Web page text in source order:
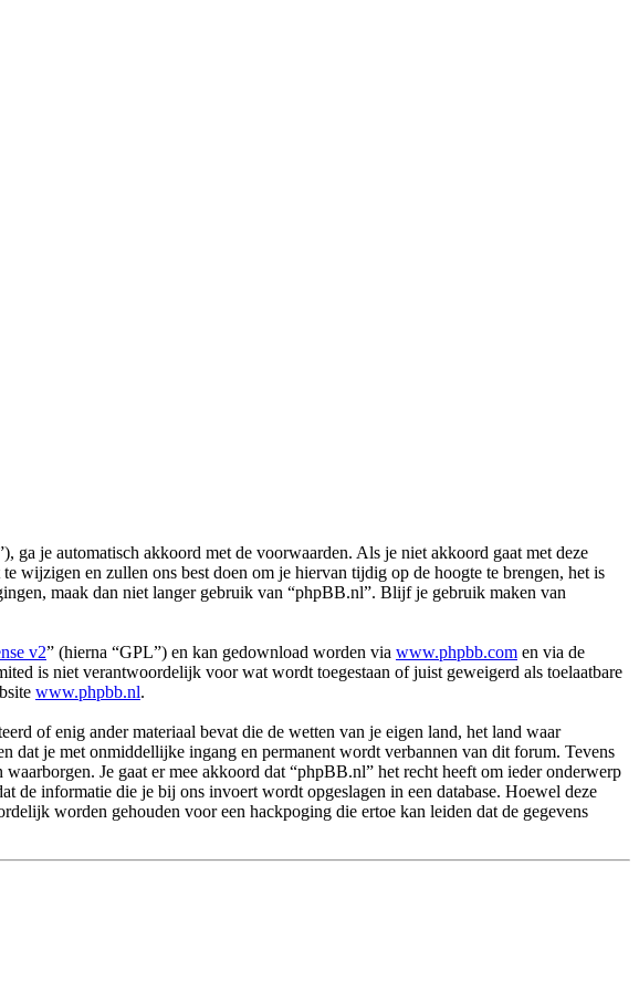
je automatisch akkoord met de voorwaarden. Als je niet akkoord gaat met deze
wijzigen en zullen ons best doen om je hiervan tijdig op de hoogte te brengen, het is
maak dan niet langer gebruik van “phpBB.nl”. Blijf je gebruik maken van
v2” (hierna “GPL”) en kan gedownload worden via www.phpbb.com en via de
is niet verantwoordelijk voor wat wordt toegestaan of juist geweigerd als toelaatbare
www.phpbb.nl.
of enig ander materiaal bevat die de wetten van je eigen land, het land waar
dat je met onmiddellijke ingang en permanent wordt verbannen van dit forum. Tevens
Je gaat er mee akkoord dat “phpBB.nl” het recht heeft om ieder onderwerp
de informatie die je bij ons invoert wordt opgeslagen in een database. Hoewel deze
worden gehouden voor een hackpoging die ertoe kan leiden dat de gegevens